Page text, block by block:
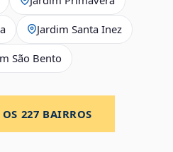
Jardim Santa Inez
São Bento
227 BAIRROS